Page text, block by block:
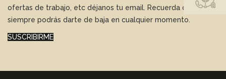
ofertas de trabajo, etc déjanos tu email. Recuerda que
siempre podrás darte de baja en cualquier momento.
SUSCRIBIRME